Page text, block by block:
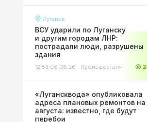
Луганск
ВСУ ударили по Луганску
и другим городам ЛНР:
пострадали люди, разрушены
здания
12:53 06.08.26 Происшествия
«Лугансквода» опубликовала
адреса плановых ремонтов на
августа: известно, где будут
перебои